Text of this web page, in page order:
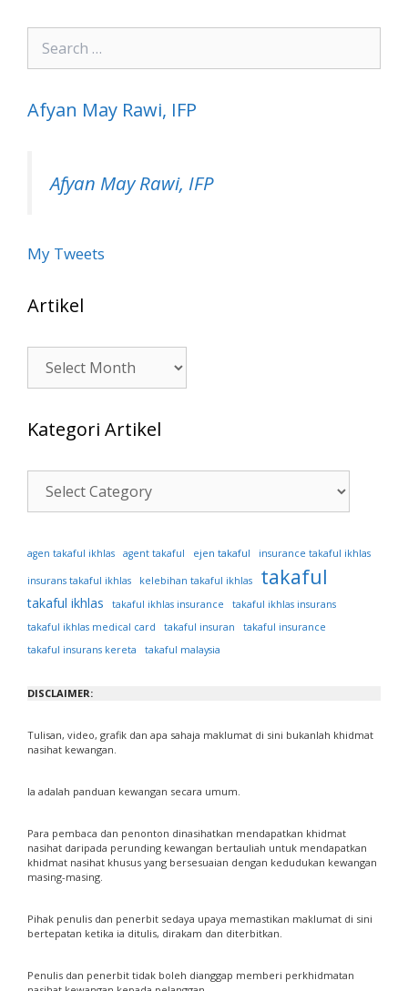
for:
Afyan May Rawi, IFP
Afyan May Rawi, IFP
My Tweets
Artikel
Kategori Artikel
Artikel
agen takaful ikhlas agent takaful ejen takaful insurance takaful ikhlas
insurans takaful ikhlas kelebihan takaful ikhlas takaful
takaful ikhlas takaful ikhlas insurance
takaful ikhlas insurans
takaful ikhlas medical card
takaful insuran
takaful insurance
takaful insurans kereta
takaful malaysia
DISCLAIMER:
Tulisan, video, grafik dan apa sahaja maklumat di sini bukanlah khidmat
nasihat kewangan.
Ia adalah panduan kewangan secara umum.
Para pembaca dan penonton dinasihatkan mendapatkan khidmat
nasihat daripada perunding kewangan bertauliah untuk mendapatkan
khidmat nasihat khusus yang bersesuaian dengan kedudukan kewangan
masing-masing.
Pihak penulis dan penerbit sedaya upaya memastikan maklumat di sini
bertepatan ketika ia ditulis, dirakam dan diterbitkan.
Penulis dan penerbit tidak boleh dianggap memberi perkhidmatan